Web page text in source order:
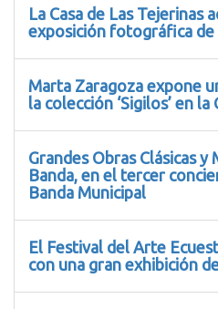
La Casa de Las Tejerinas
exposición fotográfica de
Marta Zaragoza expone
la colección ‘Sigilos’ en
Grandes Obras Clásicas y
Banda, en el tercer
Banda Municipal
El Festival del Arte
con una gran exhibición